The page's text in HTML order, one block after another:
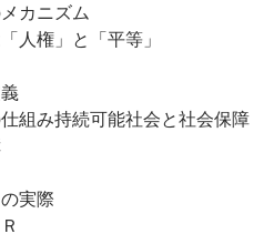
カニズム
人権」と「平等」
組み持続可能社会と社会保障
実際